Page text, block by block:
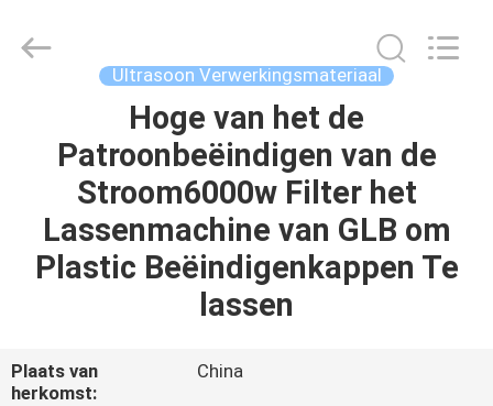
PRODUCTEN
OVER
FABRIEKSTOCHT
Equipment
Co.,Ltd.
Ultrasoon Verwerkingsmateriaal
Hoge van het de
Patroonbeëindigen van de
Stroom6000w Filter het
Lassenmachine van GLB om
Plastic Beëindigenkappen Te
lassen
Plaats van
herkomst:
China